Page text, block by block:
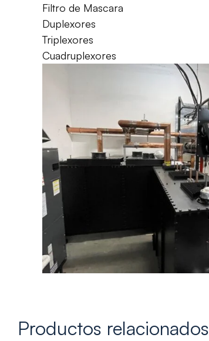
Filtro de Mascara
Duplexores
Triplexores
Cuadruplexores
Productos relacionados